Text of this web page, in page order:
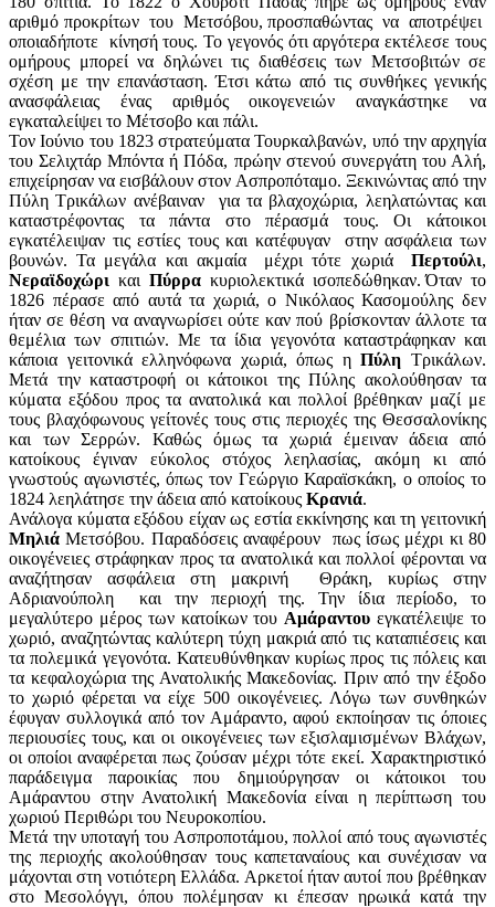
αριθμό προκρίτων του Μετσόβου, προσπαθώντας να αποτρέψει
οποιαδήποτε κίνησή τους. Το γεγονός ότι αργότερα εκτέλεσε τους
ομήρους μπορεί να δηλώνει τις διαθέσεις των Μετσοβιτών σε
σχέση με την επανάσταση. Έτσι κάτω από τις συνθήκες γενικής
ανασφάλειας ένας αριθμός οικογενειών αναγκάστηκε να
εγκαταλείψει το Μέτσοβο και πάλι.
Τον Ιούνιο του 1823 στρατεύματα Τουρκαλβανών, υπό την αρχηγία
του Σελιχτάρ Μπόντα ή Πόδα, πρώην στενού συνεργάτη του Αλή,
επιχείρησαν να εισβάλουν στον Ασπροπόταμο. Ξεκινώντας από την
Πύλη Τρικάλων ανέβαιναν για τα βλαχοχώρια, λεηλατώντας και
καταστρέφοντας τα πάντα στο πέρασμά τους. Οι κάτοικοι
εγκατέλειψαν τις εστίες τους και κατέφυγαν στην ασφάλεια των
βουνών. Τα μεγάλα και ακμαία μέχρι τότε χωριά Περτούλι,
Νεραϊδοχώρι και Πύρρα κυριολεκτικά ισοπεδώθηκαν. Όταν το
1826 πέρασε από αυτά τα χωριά, ο Νικόλαος Κασομούλης δεν
ήταν σε θέση να αναγνωρίσει ούτε καν πού βρίσκονταν άλλοτε τα
θεμέλια των σπιτιών. Με τα ίδια γεγονότα καταστράφηκαν και
κάποια γειτονικά ελληνόφωνα χωριά, όπως ηΠύλη Τρικάλων.
Μετά την καταστροφή οι κάτοικοι της Πύλης ακολούθησαν τα
κύματα εξόδου προς τα ανατολικά και πολλοί βρέθηκαν μαζί με
τους βλαχόφωνους γείτονές τους στις περιοχές της Θεσσαλονίκης
και των Σερρών. Καθώς όμως τα χωριά έμειναν άδεια από
κατοίκους έγιναν εύκολος στόχος λεηλασίας, ακόμη κι από
γνωστούς αγωνιστές, όπως τον Γεώργιο Καραϊσκάκη, ο οποίος το
1824 λεηλάτησε την άδεια από κατοίκους Κρανιά.
Ανάλογα κύματα εξόδου είχαν ως εστία εκκίνησης και τη γειτονική
Μηλιά Μετσόβου. Παραδόσεις αναφέρουν πως ίσως μέχρι κι 80
οικογένειες στράφηκαν προς τα ανατολικά και πολλοί φέρονται να
αναζήτησαν ασφάλεια στη μακρινή Θράκη, κυρίως στην
Αδριανούπολη και την περιοχή της. Την ίδια περίοδο, το
μεγαλύτερο μέρος των κατοίκων του Αμάραντου εγκατέλειψε το
χωριό, αναζητώντας καλύτερη τύχη μακριά από τις καταπιέσεις και
τα πολεμικά γεγονότα. Κατευθύνθηκαν κυρίως προς τις πόλεις και
τα κεφαλοχώρια της Ανατολικής Μακεδονίας. Πριν από την έξοδο
το χωριό φέρεται να είχε 500 οικογένειες. Λόγω των συνθηκών
έφυγαν συλλογικά από τον Αμάραντο, αφού εκποίησαν τις όποιες
περιουσίες τους, και οι οικογένειες των εξισλαμισμένων Βλάχων,
οι οποίοι αναφέρεται πως ζούσαν μέχρι τότε εκεί. Χαρακτηριστικό
παράδειγμα παροικίας που δημιούργησαν οι κάτοικοι του
Αμάραντου στην Ανατολική Μακεδονία είναι η περίπτωση του
χωριού Περιθώρι του Νευροκοπίου.
Μετά την υποταγή του Ασπροποτάμου, πολλοί από τους αγωνιστές
της περιοχής ακολούθησαν τους καπεταναίους και συνέχισαν να
μάχονται στη νοτιότερη Ελλάδα. Αρκετοί ήταν αυτοί που βρέθηκαν
στο Μεσολόγγι, όπου πολέμησαν κι έπεσαν ηρωικά κατά την